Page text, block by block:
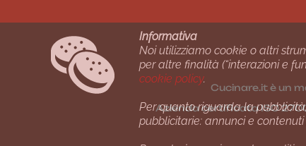
Cucinare.it è un
Azienda certiﬁcata ISO
Informativa
Noi utilizziamo cookie o altri
per altre finalità (“interazioni e
cookie policy.
Per quanto riguarda la
pubblicitarie: annunci e